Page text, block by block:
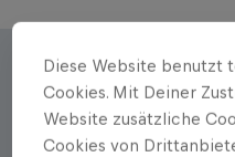
Autorenportrait
Hans Gerlach
Diese Website benutzt
Cookies. Mit Deiner
Website zusätzliche
Cookies von